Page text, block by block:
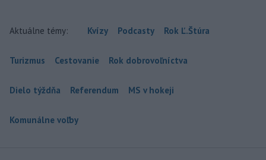
Aktuálne témy: Kvízy Podcasty Rok Ľ.Štúra
Turizmus Cestovanie Rok dobrovoľníctva
Dielo týždňa Referendum MS v hokeji
Komunálne voľby